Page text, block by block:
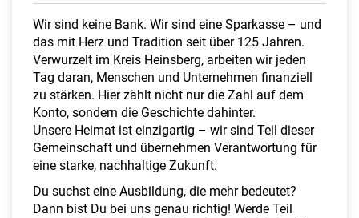
c
h
Wir sind keine Bank. Wir sind eine Sparkasse – und
das mit Herz und Tradition seit über 125 Jahren.
Verwurzelt im Kreis Heinsberg, arbeiten wir jeden
Tag daran, Menschen und Unternehmen finanziell
zu stärken. Hier zählt nicht nur die Zahl auf dem
Konto, sondern die Geschichte dahinter.
Unsere Heimat ist einzigartig – wir sind Teil dieser
Gemeinschaft und übernehmen Verantwortung für
eine starke, nachhaltige Zukunft.
Du suchst eine Ausbildung, die mehr bedeutet?
Dann bist Du bei uns genau richtig! Werde Teil